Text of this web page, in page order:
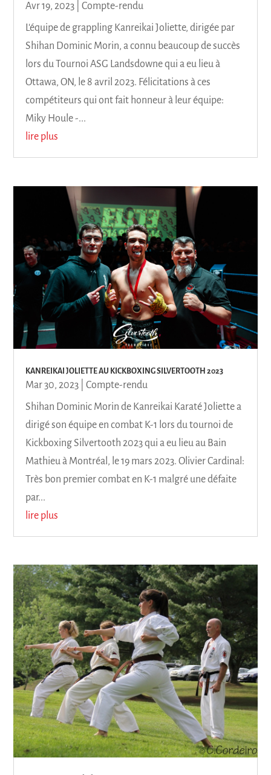
Avr 19, 2023 |Compte-rendu
L'équipe de grappling Kanreikai Joliette, dirigée par
Shihan Dominic Morin, a connu beaucoup de succès
lors du Tournoi ASG Landsdowne qui a eu lieu à
Ottawa, ON, le 8 avril 2023. Félicitations à ces
compétiteurs qui ont fait honneur à leur équipe:
Miky Houle -...
lire plus
KANREIKAI JOLIETTE AU KICKBOXING SILVERTOOTH 2023
Mar 30, 2023 |Compte-rendu
Shihan Dominic Morin de Kanreikai Karaté Joliette a
dirigé son équipe en combat K-1 lors du tournoi de
Kickboxing Silvertooth 2023 qui a eu lieu au Bain
Mathieu à Montréal, le 19 mars 2023. Olivier Cardinal:
Très bon premier combat en K-1 malgré une défaite
par...
lire plus